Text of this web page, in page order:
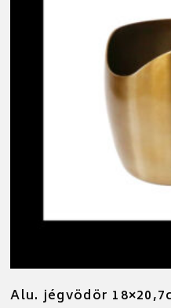
Alu. jégvödör